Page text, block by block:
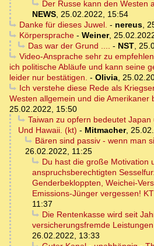
Der Russe kann den Westen
NEWS, 25.02.2022, 15:54
Danke für dieses Juwel. - nereus,
Körpersprache- Weiner,
Das war der Grund .... - NST,
Video-Ansprache sehr zu
ich politische Abläufe und kann seine
leider nur bestätigen. - Olivia,
Ich verstehe diese Rede als
Westen allgemein und die Amerikaner
25.02.2022, 15:50
Taiwan zu opfern bedeutet
Und Hawaii. (kt) - Mitmacher,
Bären sind passiv - wenn man
26.02.2022, 11:25
Du hast die große Motivation
anspruchsberechtigten
Genderbekloppten, Weichei-
Emissions-Jünger vergessen! KT
11:37
Die Rentenkasse wird seit
versicherungsfremde
26.02.2022, 13:33